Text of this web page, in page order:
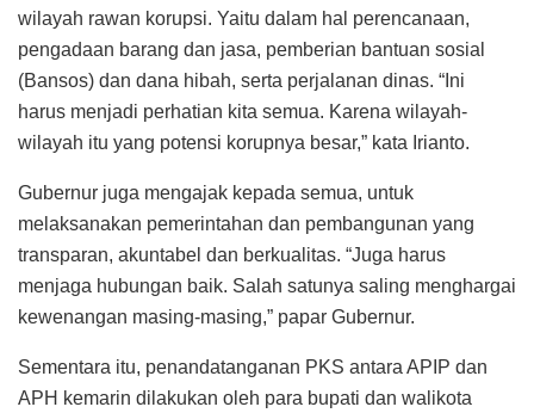
wilayah rawan korupsi. Yaitu dalam hal perencanaan,
pengadaan barang dan jasa, pemberian bantuan sosial
(Bansos) dan dana hibah, serta perjalanan dinas. “Ini
harus menjadi perhatian kita semua. Karena wilayah-
wilayah itu yang potensi korupnya besar,” kata Irianto.
Gubernur juga mengajak kepada semua, untuk
melaksanakan pemerintahan dan pembangunan yang
transparan, akuntabel dan berkualitas. “Juga harus
menjaga hubungan baik. Salah satunya saling menghargai
kewenangan masing-masing,” papar Gubernur.
Sementara itu, penandatanganan PKS antara APIP dan
APH kemarin dilakukan oleh para bupati dan walikota